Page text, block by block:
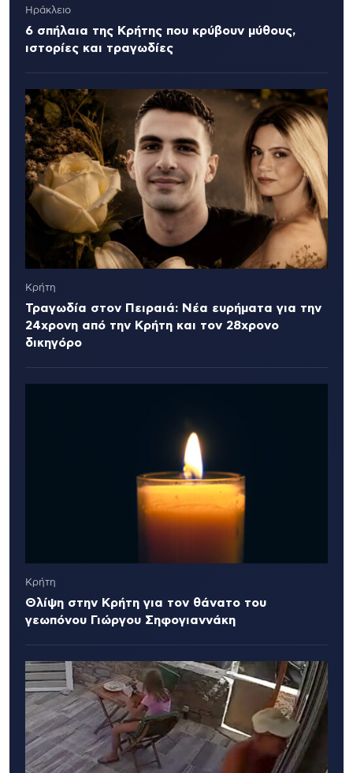
Ηράκλειο
6 σπήλαια της Κρήτης που κρύβουν μύθους,
ιστορίες και τραγωδίες
Κρήτη
Τραγωδία στον Πειραιά: Νέα ευρήματα για την
24χρονη από την Κρήτη και τον 28χρονο
δικηγόρο
Κρήτη
Θλίψη στην Κρήτη για τον θάνατο του
γεωπόνου Γιώργου Σηφογιαννάκη